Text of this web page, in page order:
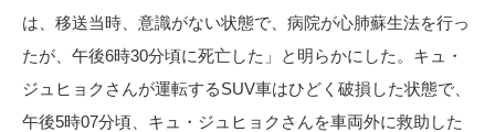
は、移送当時、意識がない状態で、病院が心肺蘇生法を行っ
たが、午後6時30分頃に死亡した」と明らかにした。キュ・
ジュヒョクさんが運転するSUV車はひどく破損した状態で、
午後5時07分頃、キュ・ジュヒョクさんを車両外に救助した